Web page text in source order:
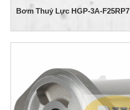
Bơm Thuỷ Lực HGP-3A-F25RP7